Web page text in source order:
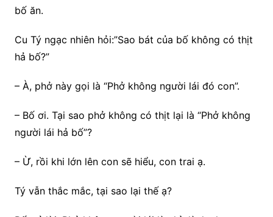
bố ăn.
Cu Tý ngạc nhiên hỏi:”Sao bát của bố không có thịt
hả bố?”
– À, phở này gọi là “Phở không người lái đó con”.
– Bố ơi. Tại sao phở không có thịt lại là “Phở không
người lái hả bố”?
– Ừ, rồi khi lớn lên con sẽ hiểu, con trai ạ.
Tý vẫn thắc mắc, tại sao lại thế ạ?